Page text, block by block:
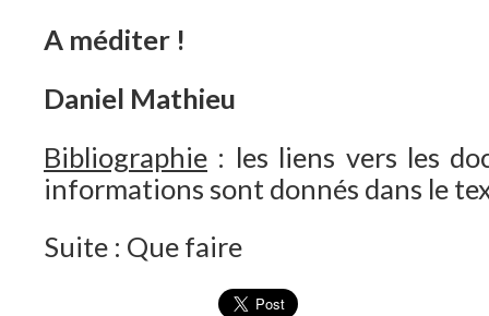
A méditer !
Daniel Mathieu
Bibliographie : les liens vers les
informations sont donnés dans le
Suite : Que faire